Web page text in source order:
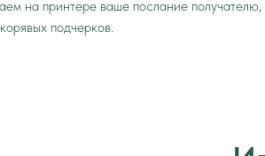
на принтере ваше послание получателю,
подчерков.